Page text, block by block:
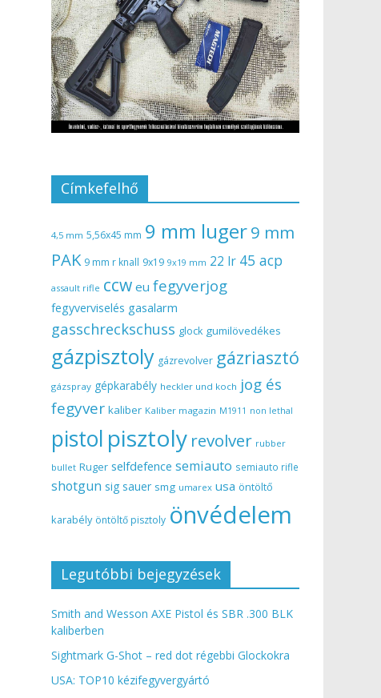
Címkefelhő
4,5 mm 5,56x45 mm 9 mm luger9 mm
PAK 9 mm r knall 9x19 9x19 mm 22 lr 45 acp
assault rifle ccw eu fegyverjog
fegyverviselés gasalarm
gasschreckschuss glock gumilövedékes
gázpisztoly gázrevolver gázriasztó
gázspray gépkarabély heckler und koch jog és
fegyver kaliber Kaliber magazin M1911 non lethal
pistol pisztoly revolver rubber
bullet Ruger selfdefence semiauto semiauto rifle
shotgun sig sauer smg umarex usa öntöltő
karabély öntöltő pisztoly önvédelem
Legutóbbi bejegyzések
Smith and Wesson AXE Pistol és SBR .300 BLK
kaliberben
Sightmark G-Shot – red dot régebbi Glockokra
USA: TOP10 kézifegyvergyártó